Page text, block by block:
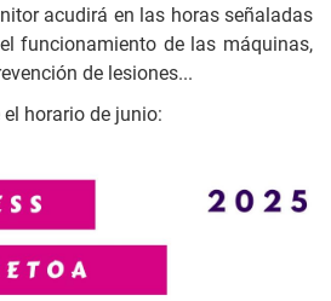
acudirá en las horas señaladas
funcionamiento de las máquinas,
de lesiones...
horario de junio: